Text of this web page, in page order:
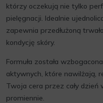
którzy oczekują nie tylko
pielęgnacji. Idealnie
zapewnia przedłużoną
kondycję skóry.
Formuła została
aktywnych, które nawilżają,
Twoja cera przez cały dzień
promiennie.